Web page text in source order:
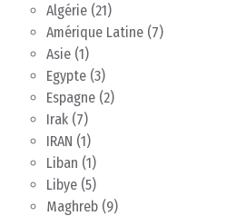
Algérie (21)
Amérique Latine (7)
Asie (1)
Egypte (3)
Espagne (2)
Irak (7)
IRAN (1)
Liban (1)
Libye (5)
Maghreb (9)